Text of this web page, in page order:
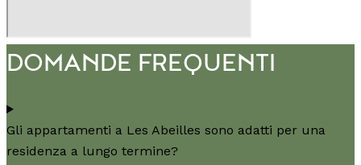
DOMANDE FREQUENTI
Gli appartamenti a Les Abeilles sono adatti per una
residenza a lungo termine?